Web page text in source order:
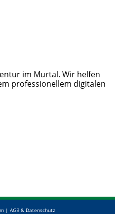
im Murtal. Wir helfen
professionellem digitalen
| AGB & Datenschutz